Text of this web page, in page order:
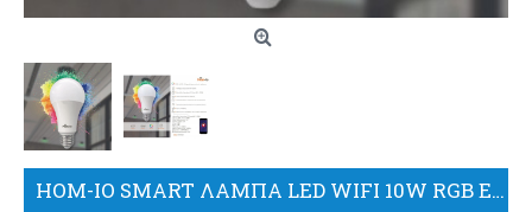
HOM-IO SMART ΛΑΜΠΑ LED WIFI 10W RGB E27 1050LM-RGB W2700K